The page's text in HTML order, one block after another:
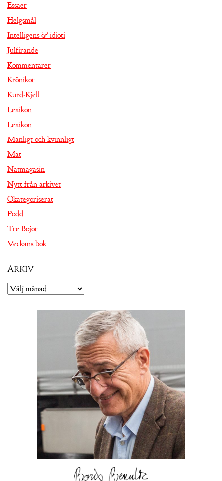
Essäer
Helgsmål
Intelligens & idioti
Julfirande
Kommentarer
Krönikor
Kurd-Kjell
Lexikon
Lexikon
Manligt och kvinnligt
Mat
Nätmagasin
Nytt från arkivet
Okategoriserat
Podd
Tre Bojor
Veckans bok
Arkiv
Arkiv